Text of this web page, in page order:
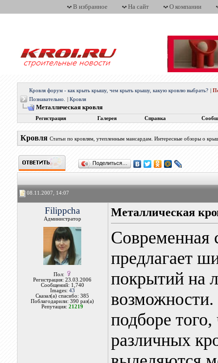
В избранное На сайт О компании
Кровля форум - как крыть крышу, чем крыть крышу, какую кровлю выбрать?
Познавательно.
Кровля
Металлическая кровля
Регистрация Галерея Справка
Кровля Статьи по кровлям, утепленным мансардам. Интересные обзоры о
Поделиться…
08.11.2007, 14:07
Filippcha
Администратор
Пол:
Регистрация: 23.03.2006
Сообщений: 1,740
Images: 43
Сказал(а) спасибо: 385
Поблагодарили: 390 раз(а)
Репутация:21219
Металлическая
Современная
предлагает
покрытий на
подборе
различных